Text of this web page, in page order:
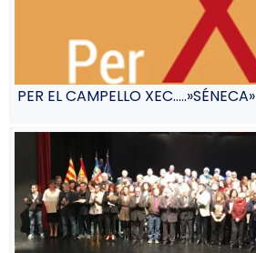
PER EL CAMPELLO XEC…..»SÉNECA»